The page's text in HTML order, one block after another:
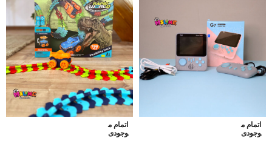
اتمام م
وجودی
اتمام م
وجودی